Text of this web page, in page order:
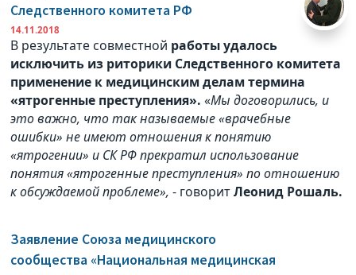
Следственного комитета РФ
14.11.2018
В результате совместной работы удалось
исключить из риторики Следственного комитета
применение к медицинским делам термина
«ятрогенные преступления». «Мы договорились, и
это важно, что так называемые «врачебные
ошибки» не имеют отношения к понятию
«ятрогении» и СК РФ прекратил использование
понятия «ятрогенные преступления» по отношению
к обсуждаемой проблеме»,- говоритЛеонид Рошаль.
Заявление Союза медицинского
сообщества «Национальная медицинская